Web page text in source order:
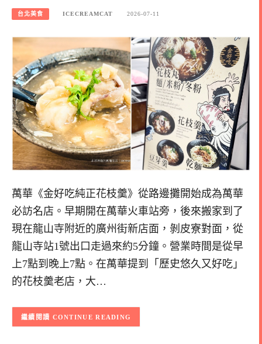
台北美食 ICECREAMCAT 2026-07-11
萬華《金好吃純正花枝羹》從路邊攤開始成為萬華
必訪名店。早期開在萬華火車站旁，後來搬家到了
現在龍山寺附近的廣州街新店面，剝皮寮對面，從
龍山寺站1號出口走過來約5分鐘。營業時間是從早
上7點到晚上7點。在萬華提到「歷史悠久又好吃」
的花枝羹老店，大…
CONTINUE READING